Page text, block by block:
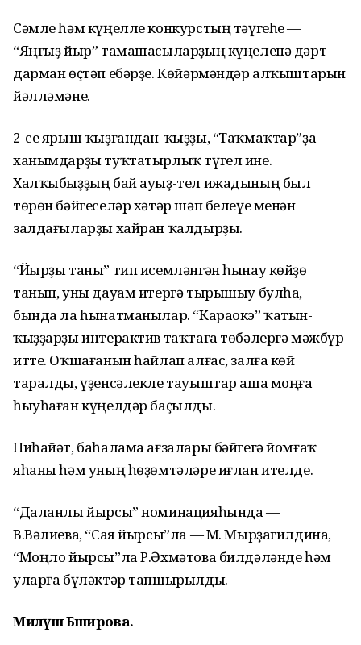
Сәмле һәм күңелле конкурстың тәүгеһе —
“Яңғыҙ йыр” тамашасыларҙың күңеленә дәрт-
дарман өҫтәп ебәрҙе. Көйәрмәндәр алҡыштарын
йәлләмәне.
2-се ярыш ҡыҙғандан-ҡыҙҙы, “Таҡмаҡтар”ҙа
ханымдарҙы туҡтатырлыҡ түгел ине.
Халҡыбыҙҙың бай ауыҙ-тел ижадының был
төрөн бәйгеселәр хәтәр шәп белеүе менән
залдағыларҙы хайран ҡалдырҙы.
“Йырҙы таны” тип исемләнгән һынау көйҙө
танып, уны дауам итергә тырышыу булһа,
бында ла һынатманылар. “Караокэ” ҡатын-
ҡыҙҙарҙы интерактив таҡтаға төбәлергә мәжбүр
итте. Оҡшағанын һайлап алғас, залға көй
таралды, үҙенсәлекле тауыштар аша моңға
һыуһаған күңелдәр баҫылды.
Ниһайәт, баһалама ағзалары бәйгегә йомғаҡ
яһаны һәм уның һөҙөмтәләре иғлан ителде.
“Даланлы йырсы” номинацияһында —
В.Вәлиева, “Сая йырсы”ла — М. Мырҙагилдина,
“Моңло йырсы”ла Р.Әхмәтова билдәләнде һәм
уларға бүләктәр тапшырылды.
Миләүшә Бәширова.